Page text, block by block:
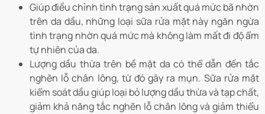
Giúp điều chỉnh tình trạng sản xuất quá mức bã nhờn
trên da dầu, những loại sữa rửa mặt này ngăn ngừa
tình trạng nhờn quá mức mà không làm mất đi độ ẩm
tự nhiên của da.
Lượng dầu thừa trên bề mặt da có thể dẫn đến tắc
nghẽn lỗ chân lông, từ đó gây ra mụn. Sữa rửa mặt
kiểm soát dầu giúp loại bỏ lượng dầu thừa và tạp chất,
giảm khả năng tắc nghẽn lỗ chân lông và giảm thiểu